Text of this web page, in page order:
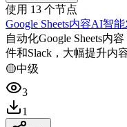
使用 13 个节点
Google Sheets内容AI智
自动化Google Sheets内
件和Slack，大幅提升内
🟡中级
3
1